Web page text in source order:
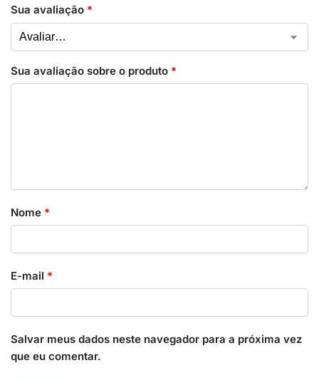
Sua avaliação *
Sua avaliação sobre o produto *
Nome *
E-mail *
Salvar meus dados neste navegador para a próxima vez
que eu comentar.